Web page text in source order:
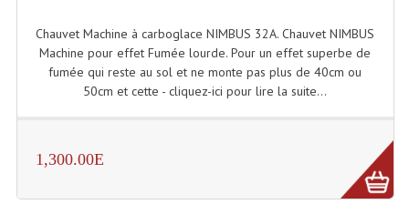
Caisson De Basse Amplifié
Caissons De Basses
Chauvet Machine à carboglace NIMBUS 32A. Chauvet NIMBUS
Machine pour effet Fumée lourde. Pour un effet superbe de
fumée qui reste au sol et ne monte pas plus de 40cm ou
50cm et cette - cliquez-ici pour lire la suite...
1,300.00E